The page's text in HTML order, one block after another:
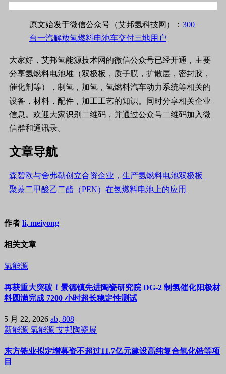
原文始发于微信公众号（艾邦氢科技网）： 300
台一汽解放氢燃料电池车交付三地用户
大家好，艾邦氢能源技术网的微信公众号已经开通，主要
分享氢燃料电池堆（双极板，质子膜，扩散层，密封胶，
催化剂等），制氢，加氢，氢燃料汽车动力系统等相关的
设备，材料，配件，加工工艺的知识。同时分享相关企业
信息。欢迎大家识别二维码，并通过公众号二维码加入微
信群和通讯录。
文章导航
森碧欧与舍弗勒创立合资企业，生产氢燃料电池双极板
聚萘二甲酸乙二酯（PEN）在氢燃料电池上的应用
作者 li, meiyong
相关文章
氢能源
再获重大突破！景德镇先进陶瓷研究院 DG-2 制氢催化阳极材
料圆满完成 7200 小时超长稳定性测试
5 月 22, 2026 ab, 808
新能源 氢能源 艾邦陶瓷展
东方锆业拟定增募资不超过11.7亿元建设高纯复合氧化锆等项
目